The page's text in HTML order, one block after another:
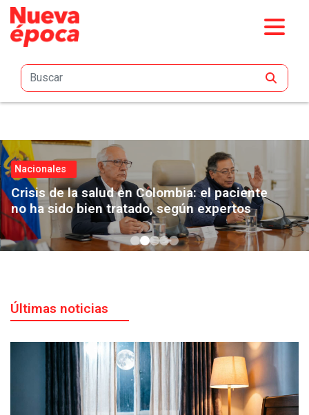
Saltar al contenido principal
Nacionales
Crisis de la salud en Colombia: el paciente
no ha sido bien tratado, según expertos
Últimas noticias